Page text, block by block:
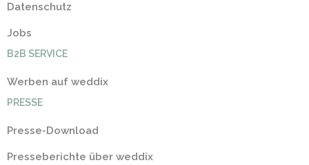
Datenschutz
Jobs
B2B SERVICE
Werben auf weddix
PRESSE
Presse-Download
Presseberichte über weddix